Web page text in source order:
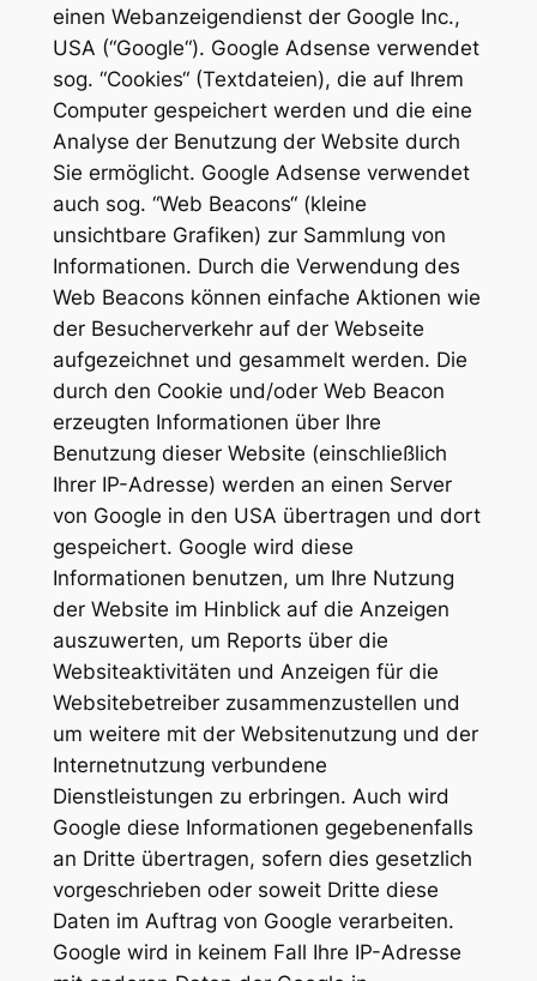
einen Webanzeigendienst der Google Inc.,
USA (“Google“). Google Adsense verwendet
sog. “Cookies“ (Textdateien), die auf Ihrem
Computer gespeichert werden und die eine
Analyse der Benutzung der Website durch
Sie ermöglicht. Google Adsense verwendet
auch sog. “Web Beacons“ (kleine
unsichtbare Grafiken) zur Sammlung von
Informationen. Durch die Verwendung des
Web Beacons können einfache Aktionen wie
der Besucherverkehr auf der Webseite
aufgezeichnet und gesammelt werden. Die
durch den Cookie und/oder Web Beacon
erzeugten Informationen über Ihre
Benutzung dieser Website (einschließlich
Ihrer IP-Adresse) werden an einen Server
von Google in den USA übertragen und dort
gespeichert. Google wird diese
Informationen benutzen, um Ihre Nutzung
der Website im Hinblick auf die Anzeigen
auszuwerten, um Reports über die
Websiteaktivitäten und Anzeigen für die
Websitebetreiber zusammenzustellen und
um weitere mit der Websitenutzung und der
Internetnutzung verbundene
Dienstleistungen zu erbringen. Auch wird
Google diese Informationen gegebenenfalls
an Dritte übertragen, sofern dies gesetzlich
vorgeschrieben oder soweit Dritte diese
Daten im Auftrag von Google verarbeiten.
Google wird in keinem Fall Ihre IP-Adresse